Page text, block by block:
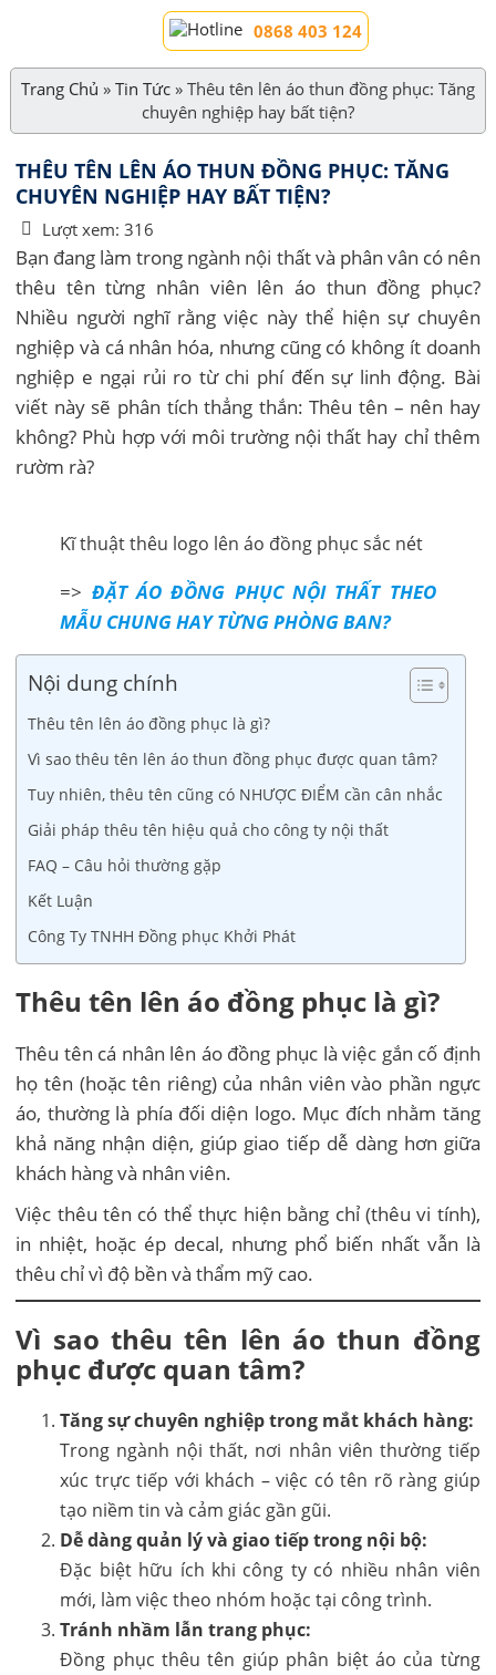
0868 403 124
Trang Chủ » Tin Tức» Thêu tên lên áo thun đồng phục: Tăng
chuyên nghiệp hay bất tiện?
THÊU TÊN LÊN ÁO THUN ĐỒNG PHỤC: TĂNG
CHUYÊN NGHIỆP HAY BẤT TIỆN?
Lượt xem: 316
Bạn đang làm trong ngành nội thất và phân vân có nên
thêu tên từng nhân viên lên áo thun đồng phục?
Nhiều người nghĩ rằng việc này thể hiện sự chuyên
nghiệp và cá nhân hóa, nhưng cũng có không ít doanh
nghiệp e ngại rủi ro từ chi phí đến sự linh động. Bài
viết này sẽ phân tích thẳng thắn: Thêu tên – nên hay
không? Phù hợp với môi trường nội thất hay chỉ thêm
rườm rà?
Kĩ thuật thêu logo lên áo đồng phục sắc nét
=> ĐẶT ÁO ĐỒNG PHỤC NỘI THẤT THEO
MẪU CHUNG HAY TỪNG PHÒNG BAN?
Nội dung chính
Thêu tên lên áo đồng phục là gì?
Vì sao thêu tên lên áo thun đồng phục được quan tâm?
Tuy nhiên, thêu tên cũng có NHƯỢC ĐIỂM cần cân nhắc
Giải pháp thêu tên hiệu quả cho công ty nội thất
FAQ – Câu hỏi thường gặp
Kết Luận
Công Ty TNHH Đồng phục Khởi Phát
Thêu tên lên áo đồng phục là gì?
Thêu tên cá nhân lên áo đồng phục là việc gắn cố định
họ tên (hoặc tên riêng) của nhân viên vào phần ngực
áo, thường là phía đối diện logo. Mục đích nhằm tăng
khả năng nhận diện, giúp giao tiếp dễ dàng hơn giữa
khách hàng và nhân viên.
Việc thêu tên có thể thực hiện bằng chỉ (thêu vi tính),
in nhiệt, hoặc ép decal, nhưng phổ biến nhất vẫn là
thêu chỉ vì độ bền và thẩm mỹ cao.
Vì sao thêu tên lên áo thun đồng
phục được quan tâm?
Tăng sự chuyên nghiệp trong mắt khách hàng:
Trong ngành nội thất, nơi nhân viên thường tiếp
xúc trực tiếp với khách – việc có tên rõ ràng giúp
tạo niềm tin và cảm giác gần gũi.
Dễ dàng quản lý và giao tiếp trong nội bộ:
Đặc biệt hữu ích khi công ty có nhiều nhân viên
mới, làm việc theo nhóm hoặc tại công trình.
Tránh nhầm lẫn trang phục:
Đồng phục thêu tên giúp phân biệt áo của từng